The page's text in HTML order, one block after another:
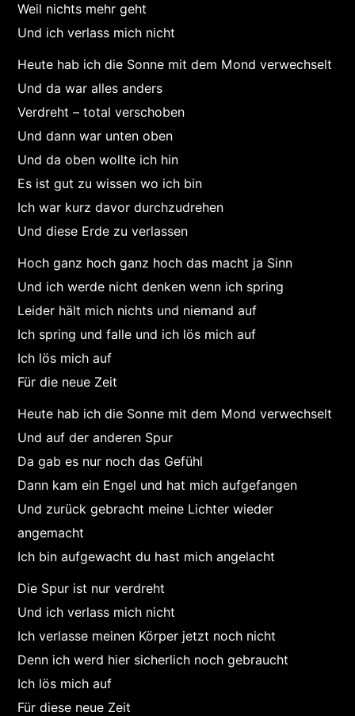
Weil nichts mehr geht
Und ich verlass mich nicht
Heute hab ich die Sonne mit dem Mond verwechselt
Und da war alles anders
Verdreht – total verschoben
Und dann war unten oben
Und da oben wollte ich hin
Es ist gut zu wissen wo ich bin
Ich war kurz davor durchzudrehen
Und diese Erde zu verlassen
Hoch ganz hoch ganz hoch das macht ja Sinn
Und ich werde nicht denken wenn ich spring
Leider hält mich nichts und niemand auf
Ich spring und falle und ich lös mich auf
Ich lös mich auf
Für die neue Zeit
Heute hab ich die Sonne mit dem Mond verwechselt
Und auf der anderen Spur
Da gab es nur noch das Gefühl
Dann kam ein Engel und hat mich aufgefangen
Und zurück gebracht meine Lichter wieder
angemacht
Ich bin aufgewacht du hast mich angelacht
Die Spur ist nur verdreht
Und ich verlass mich nicht
Ich verlasse meinen Körper jetzt noch nicht
Denn ich werd hier sicherlich noch gebraucht
Ich lös mich auf
Für diese neue Zeit